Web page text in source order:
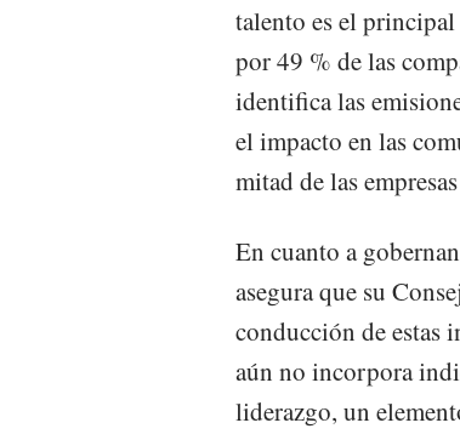
talento es el
por 49 % de las
identifica las
el impacto en las
mitad de las
En cuanto a
asegura que su
conducción de estas
aún no incorpora
liderazgo, un